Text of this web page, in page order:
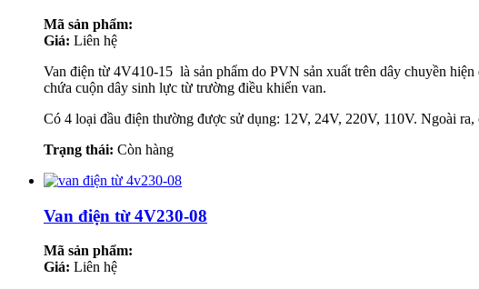
Mã sản phẩm:
Giá: Liên hệ
Van điện từ 4V410-15 là sản phẩm do PVN sản xuất trên dây chuyền
chứa cuộn dây sinh lực từ trường điều khiển van.
Có 4 loại đầu điện thường được sử dụng: 12V, 24V, 220V, 110V. Ngoài
Trạng thái: Còn hàng
Van điện từ 4V230-08
Mã sản phẩm:
Giá: Liên hệ